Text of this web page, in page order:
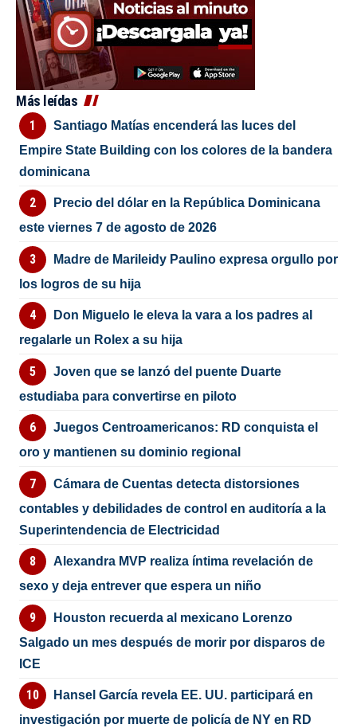
Más leídas
Santiago Matías encenderá las luces del
Empire State Building con los colores de la bandera
dominicana
Precio del dólar en la República Dominicana
este viernes 7 de agosto de 2026
Madre de Marileidy Paulino expresa orgullo por
los logros de su hija
Don Miguelo le eleva la vara a los padres al
regalarle un Rolex a su hija
Joven que se lanzó del puente Duarte
estudiaba para convertirse en piloto
Juegos Centroamericanos: RD conquista el
oro y mantienen su dominio regional
Cámara de Cuentas detecta distorsiones
contables y debilidades de control en auditoría a la
Superintendencia de Electricidad
Alexandra MVP realiza íntima revelación de
sexo y deja entrever que espera un niño
Houston recuerda al mexicano Lorenzo
Salgado un mes después de morir por disparos de
ICE
Hansel García revela EE. UU. participará en
investigación por muerte de policía de NY en RD